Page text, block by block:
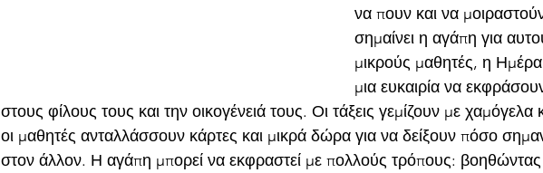
να πουν και να μοιραστούν
σημαίνει η αγάπη για
μικρούς μαθητές, η
μια ευκαιρία να
στους φίλους τους και την οικογένειά τους. Οι τάξεις γεμίζουν με
οι μαθητές ανταλλάσσουν κάρτες και μικρά δώρα για να δείξουν πόσο
στον άλλον. Η αγάπη μπορεί να εκφραστεί με πολλούς τρόπους: